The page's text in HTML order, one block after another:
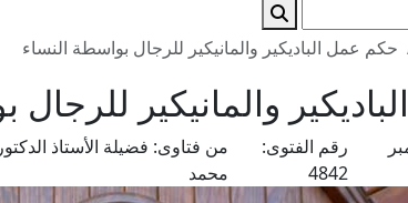
حكم عمل الباديكير والمانيكير للرجال بواسطة النساء
والمانيكير للرجال
رقم الفتوى:
4842
من فتاوى: فضيلة الأستاذ
محمد